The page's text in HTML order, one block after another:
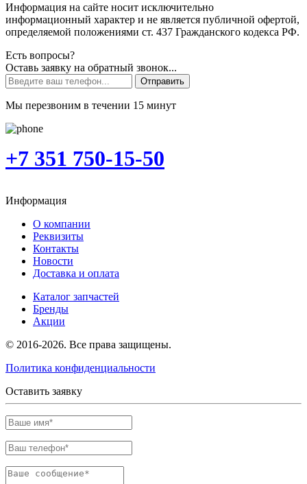
Информация на сайте носит исключительно
информационный характер и не является публичной офертой,
определяемой положениями ст. 437 Гражданского кодекса РФ.
Есть вопросы?
Оставь заявку на обратный звонок...
Отправить
Мы перезвоним в течении 15 минут
+7 351 750-15-50
Информация
О компании
Реквизиты
Контакты
Новости
Доставка и оплата
Каталог запчастей
Бренды
Акции
© 2016-2026. Все права защищены.
Политика конфиденциальности
Оставить заявку